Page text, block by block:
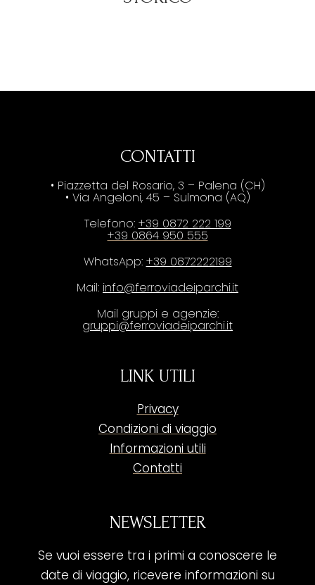
CONTATTI
• Piazzetta del Rosario, 3 – Palena (CH)
• Via Angeloni, 45 – Sulmona (AQ)
Telefono: +39 0872 222 199
+39 0864 950 555
WhatsApp: +39 0872222199
Mail: info@ferroviadeiparchi.it
Mail gruppi e agenzie:
gruppi@ferroviadeiparchi.it
LINK UTILI
Privacy
Condizioni di viaggio
Informazioni utili
Contatti
NEWSLETTER
Se vuoi essere tra i primi a conoscere le
date di viaggio, ricevere informazioni su